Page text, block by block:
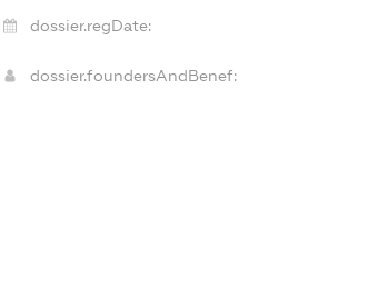
dossier.regDate:
dossier.foundersAndBenef: